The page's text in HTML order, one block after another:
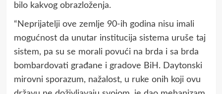
bilo kakvog obrazloženja.
“Neprijatelji ove zemlje 90-ih godina nisu imali
mogućnost da unutar institucija sistema uruše taj
sistem, pa su se morali povući na brda i sa brda
bombardovati građane i gradove BiH. Daytonski
mirovni sporazum, nažalost, u ruke onih koji ovu